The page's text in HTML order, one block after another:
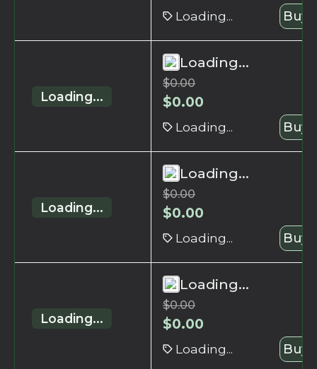
Loading... Buy
Loading...
Loading...
$0.00
$0.00
Loading... Buy
Loading...
Loading...
$0.00
$0.00
Loading... Buy
Loading...
Loading...
$0.00
$0.00
Loading... Buy